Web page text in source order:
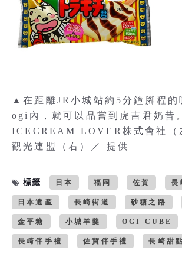
▲在距離JR小城站約5分鐘腳程的
ogi內，就可以品嘗到虎吉君奶昔
ICECREAM LOVER株式會社（
觀光連盟（右）／ 提供
標籤 日本 福岡 佐賀 長
日本遺產 長崎街道 砂糖之路
金平糖 小城羊羹 OGI CUBE
長崎伴手禮 佐賀伴手禮 長崎甜點